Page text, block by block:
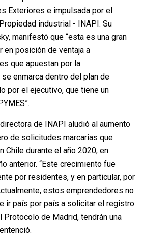
Exteriores e impulsada por el
industrial - INAPI. Su
manifestó que “esta es una gran
en posición de ventaja a
que apuestan por la
enmarca dentro del plan de
por el ejecutivo, que tiene un
de INAPI aludió al aumento
de solicitudes marcarias que
Chile durante el año 2020, en
anterior. “Este crecimiento fue
por residentes, y en particular, por
estos emprendedores no
ir país por país a solicitar el registro
Protocolo de Madrid, tendrán una